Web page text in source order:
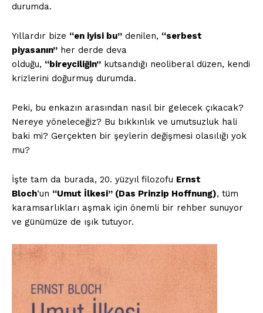
durumda.
Yıllardır bize “en iyisi bu” denilen, “serbest
piyasanın” her derde deva
olduğu, “bireyciliğin” kutsandığı neoliberal düzen, kendi
krizlerini doğurmuş durumda.
Peki, bu enkazın arasından nasıl bir gelecek çıkacak?
Nereye yöneleceğiz? Bu bıkkınlık ve umutsuzluk hali
baki mi? Gerçekten bir şeylerin değişmesi olasılığı yok
mu?
İşte tam da burada, 20. yüzyıl filozofu Ernst
Bloch‘un “Umut İlkesi” (Das Prinzip Hoffnung), tüm
karamsarlıkları aşmak için önemli bir rehber sunuyor
ve günümüze de ışık tutuyor.